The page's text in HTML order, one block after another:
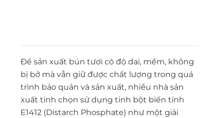
Để sản xuất bún tươi có độ dai, mềm, không
bị bở mà vẫn giữ được chất lượng trong quá
trình bảo quản và sản xuất, nhiều nhà sản
xuất tinh chọn sử dụng tinh bột biến tính
E1412 (Distarch Phosphate) như một giải